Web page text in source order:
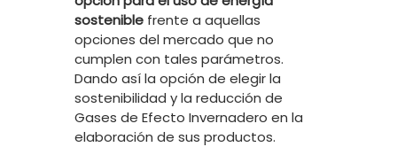
sostenible frente a aquellas
opciones del mercado que no
cumplen con tales parámetros.
Dando así la opción de elegir la
sostenibilidad y la reducción de
Gases de Efecto Invernadero en la
elaboración de sus productos.